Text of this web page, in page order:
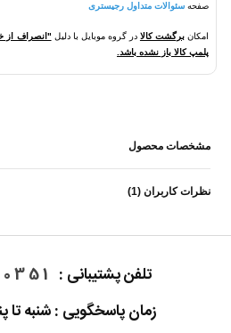
صفحه سئوالات متداول رجیستری
امکانبرگشت کالا در گروه موبایل با دلیل "انصراف از
پلمپ کالا باز نشده باشد.
مشخصات محصول
نظرات کاربران (1)
تلفن پشتیبانی : - 021
زمان پاسخگویی : شنبه تا پنج